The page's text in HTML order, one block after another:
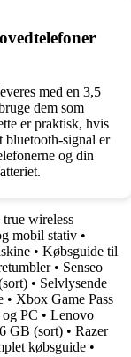
med en 3,5
dem som
er praktisk, hvis
bluetooth-signal er
og din
wireless
mobil stativ •
• Købsguide til
• Senseo
• Selvlysende
• Xbox Game Pass
PC • Lenovo
GB (sort) • Razer
købsguide •